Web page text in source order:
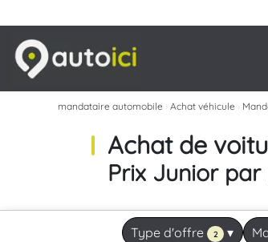
mandataire automobile › Achat véhicule ›
Achat de
Prix Junior
Type d'offre 2 ▾